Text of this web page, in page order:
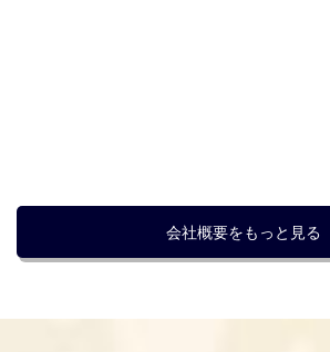
メールで相談する
会社概要をもっと見る